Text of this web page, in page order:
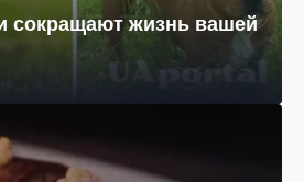
сокращают жизнь вашей